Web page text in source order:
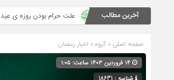
آخرین مطالبعلت حرام بودن روزه ی عید فطر در احادیث
صفحه اصلی » گروه » اخبار رمضان